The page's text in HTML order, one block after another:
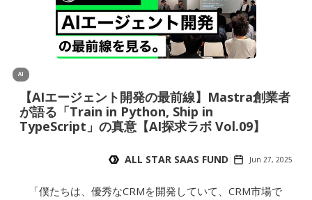
AI
【AIエージェント開発の最前線】Mastra創業者
が語る「Train in Python, Ship in
TypeScript」の真意【AI探求ラボ Vol.09】
ALL STAR SAAS FUND Jun 27, 2025
「僕たちは、優秀なCRMを開発していて、CRM市場で